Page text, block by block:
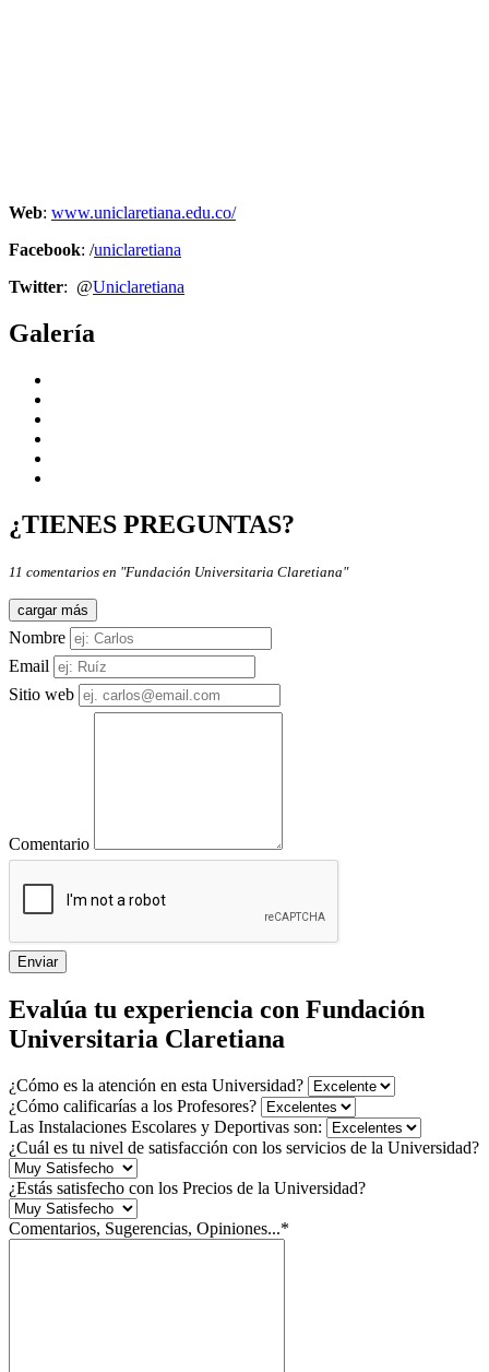
Web: www.uniclaretiana.edu.co/
Facebook: /uniclaretiana
Twitter: @Uniclaretiana
Galería
¿TIENES PREGUNTAS?
11 comentarios en "Fundación Universitaria Claretiana"
cargar más
Nombre
Email
Sitio web
Comentario
Enviar
Evalúa tu experiencia con Fundación
Universitaria Claretiana
¿Cómo es la atención en esta Universidad?
¿Cómo calificarías a los Profesores?
Las Instalaciones Escolares y Deportivas son:
¿Cuál es tu nivel de satisfacción con los servicios de la Universidad?
¿Estás satisfecho con los Precios de la Universidad?
Comentarios, Sugerencias, Opiniones...*